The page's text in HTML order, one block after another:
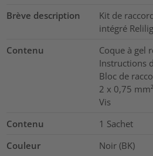
Brève description
Kit de
intégré
Contenu
Coque à gel
Instructions
Bloc de
2 x 0,75 mm²
Vis
Contenu
1 Sachet
Couleur
Noir (BK)